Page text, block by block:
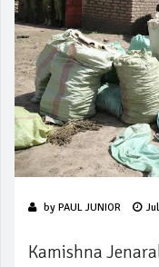
by PAUL JUNIOR
Kamishna